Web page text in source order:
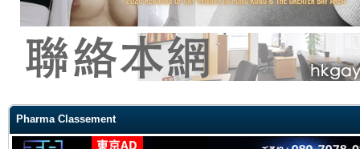
Pharma Classement